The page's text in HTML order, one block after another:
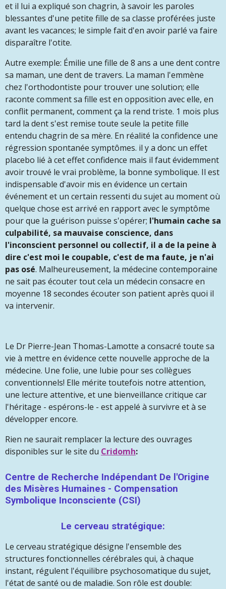
et il lui a expliqué son chagrin, à savoir les paroles
blessantes d'une petite fille de sa classe proférées juste
avant les vacances; le simple fait d'en avoir parlé va faire
disparaître l'otite.
Autre exemple: Émilie une fille de 8 ans a une dent contre
sa maman, une dent de travers. La maman l'emmène
chez l'orthodontiste pour trouver une solution; elle
raconte comment sa fille est en opposition avec elle, en
conflit permanent, comment ça la rend triste. 1 mois plus
tard la dent s'est remise toute seule la petite fille
entendu chagrin de sa mère. En réalité la confidence une
régression spontanée symptômes. il y a donc un effet
placebo lié à cet effet confidence mais il faut évidemment
avoir trouvé le vrai problème, la bonne symbolique. Il est
indispensable d'avoir mis en évidence un certain
événement et un certain ressenti du sujet au moment où
quelque chose est arrivé en rapport avec le symptôme
pour que la guérison puisse s'opérer; l'humain cache sa
culpabilité, sa mauvaise conscience, dans
l'inconscient personnel ou collectif, il a de la peine à
dire c'est moi le coupable, c'est de ma faute, je n'ai
pas osé. Malheureusement, la médecine contemporaine
ne sait pas écouter tout cela un médecin consacre en
moyenne 18 secondes écouter son patient après quoi il
va intervenir.
Le Dr Pierre-Jean Thomas-Lamotte a consacré toute sa
vie à mettre en évidence cette nouvelle approche de la
médecine. Une folie, une lubie pour ses collègues
conventionnels! Elle mérite toutefois notre attention,
une lecture attentive, et une bienveillance critique car
l'héritage - espérons-le - est appelé à survivre et à se
développer encore.
Rien ne saurait remplacer la lecture des ouvrages
disponibles sur le site du Cridomh:
Centre de Recherche Indépendant De l'Origine
des Misères Humaines - Compensation
Symbolique Inconsciente (CSI)
Le cerveau stratégique:
Le cerveau stratégique désigne l'ensemble des
structures fonctionnelles cérébrales qui, à chaque
instant, régulent l'équilibre psychosomatique du sujet,
l'état de santé ou de maladie. Son rôle est double: